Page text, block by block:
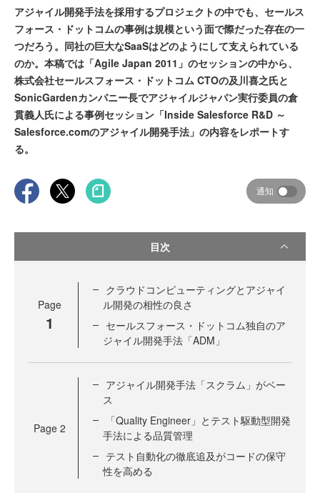
アジャイル開発手法を採用するプロジェクトの中でも、セールス
フォース・ドットコムの事例は規模という面で際だった存在の一
つだろう。同社の巨大なSaaSはどのようにして支えられている
のか。本稿では「Agile Japan 2011」のセッションの中から、
株式会社セールスフォース・ドットコム CTOの及川喜之氏と
SonicGardenカンパニー長でアジャイルジャパン実行委員の倉
貫義人氏による事例セッション「Inside Salesforce R&D ～
Salesforce.comのアジャイル開発手法」の内容をレポートす
る。
通知
目次
Page
1
クラウドコンピューティングとアジャイ
ル開発の相性の良さ
セールスフォース・ドットコム独自のア
ジャイル開発手法「ADM」
Page 2
アジャイル開発手法「スクラム」がベー
ス
「Quality Engineer」とテスト駆動型開発
手法による品質管理
テスト自動化の徹底追及がコードの保守
性を高める